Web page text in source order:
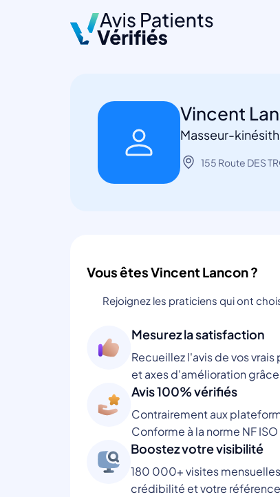
Vincent
Masseur-
155 Route DES
Vous êtes Vincent Lancon ?
Rejoignez les praticiens qui ont
Mesurez la satisfaction
Recueillez l'avis de vos
et axes d'amélioration
Avis 100% vérifiés
Contrairement aux
Conforme à la norme NF
Boostez votre visibilité
180 000+ visites
crédibilité et votre